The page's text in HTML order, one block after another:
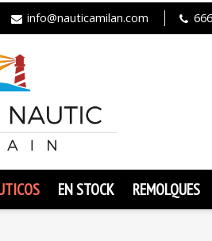
info@nauticamilan.com
EN STOCK REMOLQUES